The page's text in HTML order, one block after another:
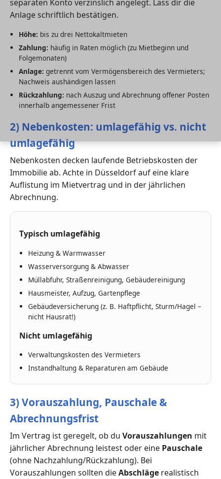
separaten Konto verzinslich angelegt. Lass dir die
Anlage schriftlich bestätigen.
Höhe: bis zu drei Nettokaltmieten
Zahlung: häufig in Raten möglich (zu Mietbeginn und
Folgemonaten)
Anlage: getrennt vom Vermögensbereich des Vermieters;
Nachweis aushändigen lassen
Rückzahlung: nach Auszug und Abrechnung offener Posten
innerhalb angemessener Frist
2) Nebenkosten: umlagefähig vs. nicht
umlagefähig
Nebenkosten decken laufende Betriebskosten der
Immobilie ab. Achte in Düsseldorf auf eine klare
Auflistung im Mietvertrag und in der jährlichen
Abrechnung.
Typisch umlagefähig
Heizung & Warmwasser
Wasserversorgung & Abwasser
Müllabfuhr, Straßenreinigung, Gebäudereinigung
Hausmeister, Aufzug, Gartenpflege
Gebäudeversicherung (z. B. Haftpflicht, Sturm/Hagel –
nicht Hausrat!)
Nicht umlagefähig
Verwaltungskosten des Vermieters
Instandhaltung & Reparaturen am Gebäude
3) Vorauszahlung, Pauschale &
Abrechnungsfrist
Im Vertrag ist geregelt, ob du Vorauszahlungen mit
jährlicher Abrechnung leistest oder eine Pauschale
(ohne Nachzahlung/Rückzahlung). Bei
Vorauszahlungen sollten dieAbschläge realistisch